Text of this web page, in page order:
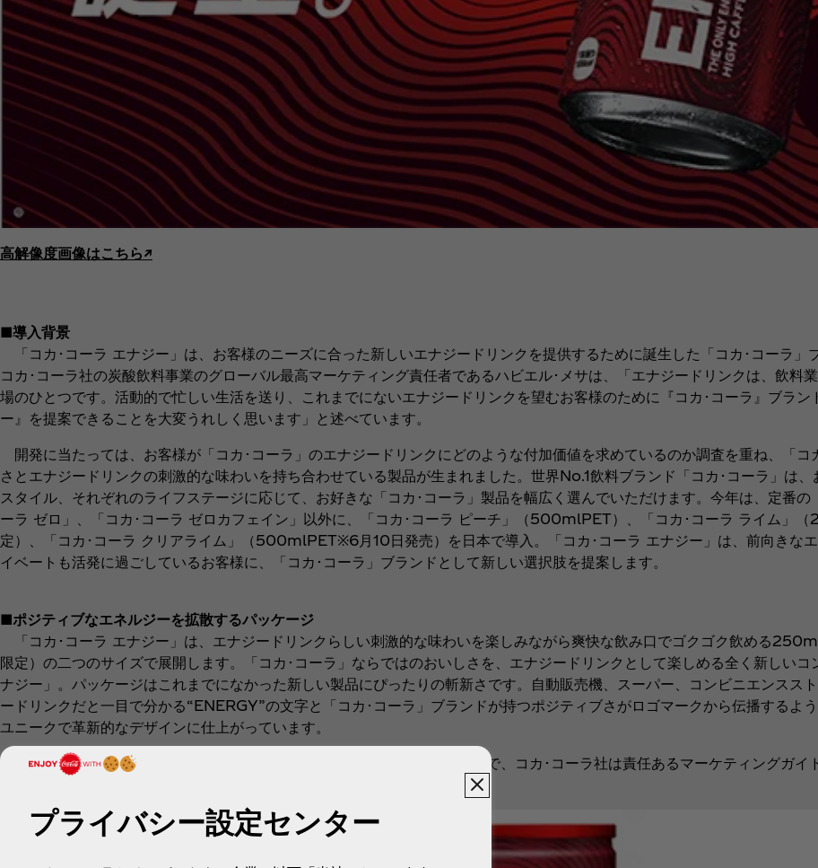
高解像度画像はこちら↗︎
■導入背景
「コカ･コーラ エナジー」は、お客様のニーズに合った新しいエナジードリンクを提供するために誕生した「コカ･コーラ」
コカ･コーラ社の炭酸飲料事業のグローバル最高マーケティング責任者であるハビエル･メサは、「エナジードリンクは、飲料
場のひとつです。活動的で忙しい生活を送り、これまでにないエナジードリンクを望むお客様のために『コカ･コーラ』ブラン
ー』を提案できることを大変うれしく思います」と述べています。
開発に当たっては、お客様が「コカ･コーラ」のエナジードリンクにどのような付加価値を求めているのか調査を重ね、「コ
さとエナジードリンクの刺激的な味わいを持ち合わせている製品が生まれました。世界No.1飲料ブランド「コカ･コーラ」は
スタイル、それぞれのライフステージに応じて、お好きな「コカ･コーラ」製品を幅広く選んでいただけます。今年は、定番の
ーラ ゼロ」、「コカ･コーラ ゼロカフェイン」以外に、「コカ･コーラ ピーチ」（500mlPET）、「コカ･コーラ ライム」
定）、「コカ･コーラ クリアライム」（500mlPET※6月10日発売）を日本で導入。「コカ･コーラ エナジー」は、前向きな
イベートも活発に過ごしているお客様に、「コカ･コーラ」ブランドとして新しい選択肢を提案します。
■ポジティブなエネルジーを拡散するパッケージ
「コカ･コーラ エナジー」は、エナジードリンクらしい刺激的な味わいを楽しみながら爽快な飲み口でゴクゴク飲める
限定）の二つのサイズで展開します。「コカ･コーラ」ならではのおいしさを、エナジードリンクとして楽しめる全く新しいコ
ナジー」。パッケージはこれまでになかった新しい製品にぴったりの斬新さです。自動販売機、スーパー、コンビニエンスス
ードリンクだと一目で分かる“ENERGY”の文字と「コカ･コーラ」ブランドが持つポジティブさがロゴマークから伝播するよ
ユニークで革新的なデザインに仕上がっています。
*「コカ･コーラ エナジー」は、主に18歳から35歳の若者を対象とした飲料で、コカ･コーラ社は責任あるマーケティングガイ
プライバシー設定センター